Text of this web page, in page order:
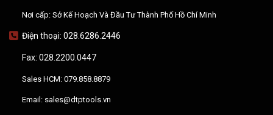
Nơi cấp: Sở Kế Hoạch Và Đầu Tư Thành Phố Hồ Chí Minh
Điện thoại: 028.6286.2446
Fax: 028.2200.0447
Sales HCM: 079.858.8879
Email: sales@dtptools.vn